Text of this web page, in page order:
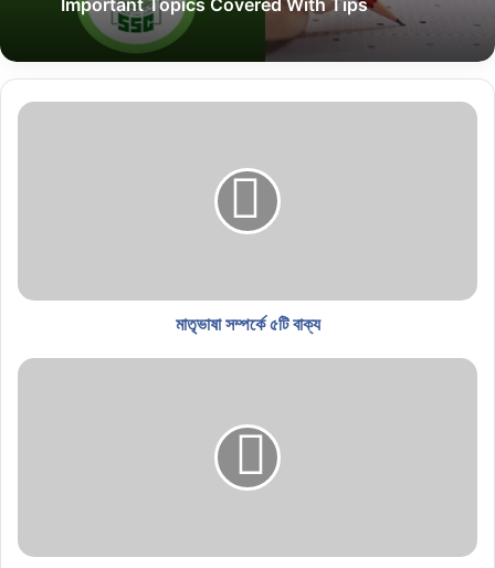
Important Topics Covered With Tips
মাতৃভাষা সম্পর্কে ৫টি বাক্য